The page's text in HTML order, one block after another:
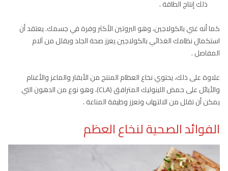
ذلك إنتاج الطاقة .
كما أنه غني بالكولاجين، وهو البروتين الأكثر وفرة في جسمك. يعتقد أن
استكمال نظامك الغذائي بالكولاجين يعزز صحة الجلد ويقلل من آلام
المفاصل .
علاوة على ذلك، يحتوي نخاع العظام المنتج من الأبقار والماعز والأغنام
والأيائل على حمض اللينوليك المترافق (CLA)، وهو نوع من الدهون التي
يمكن أن تقلل من الالتهاب وتعزز وظيفة المناعة .
الفوائد الصحية لنخاع العظم